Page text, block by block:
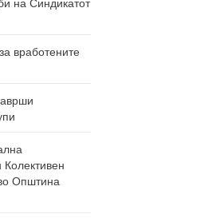
вработените
Општина